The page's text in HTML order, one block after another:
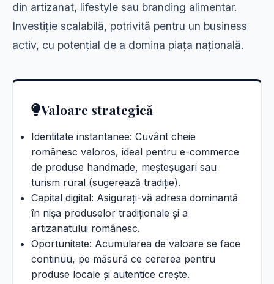
din artizanat, lifestyle sau branding alimentar.
Investiție scalabilă, potrivită pentru un business
activ, cu potențial de a domina piața națională.
Valoare strategică
Identitate instantanee: Cuvânt cheie
românesc valoros, ideal pentru e-commerce
de produse handmade, meșteșugari sau
turism rural (sugerează tradiție).
Capital digital: Asigurați-vă adresa dominantă
în nișa produselor tradiționale și a
artizanatului românesc.
Oportunitate: Acumularea de valoare se face
continuu, pe măsură ce cererea pentru
produse locale și autentice crește.